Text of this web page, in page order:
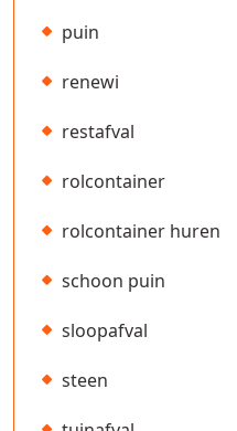
puin
renewi
restafval
rolcontainer
rolcontainer huren
schoon puin
sloopafval
steen